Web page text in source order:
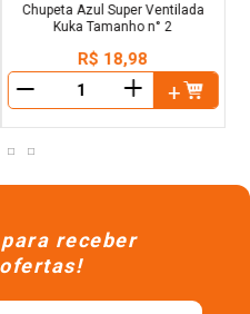
Chupeta Azul Super Ventilada
Kuka Tamanho n° 2
R$ 18,98
＋
receber